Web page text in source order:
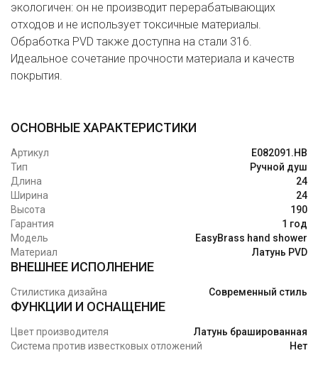
экологичен: он не производит перерабатывающих
отходов и не использует токсичные материалы.
Обработка PVD также доступна на стали 316.
Идеальное сочетание прочности материала и качеств
покрытия.
ОСНОВНЫЕ ХАРАКТЕРИСТИКИ
Артикул
E082091.HB
Тип
Ручной душ
Длина
24
Ширина
24
Высота
190
Гарантия
1 год
Модель
EasyBrass hand shower
Материал
Латунь PVD
ВНЕШНЕЕ ИСПОЛНЕНИЕ
Стилистика дизайна Современный стиль
ФУНКЦИИ И ОСНАЩЕНИЕ
Цвет производителя
Латунь брашированная
Система против известковых отложений
Нет